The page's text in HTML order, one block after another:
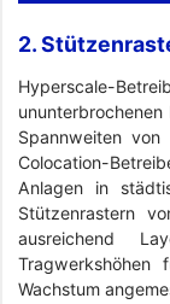
2.
Hyperscale-
Spannweiten
Colocation-
Anlagen in
Stützenrastern
ausreichend
Wachstum